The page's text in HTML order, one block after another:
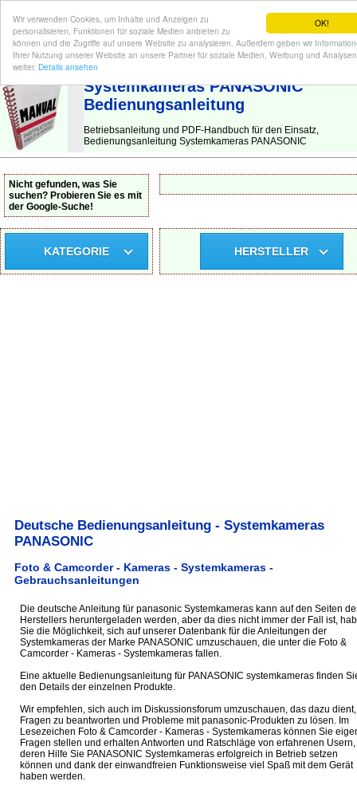
OK!
Wir verwenden Cookies, um Inhalte und Anzeigen zu
personalisieren, Funktionen für soziale Medien anbieten zu
können und die Zugriffe auf unsere Website zu analysieren. Außerdem geben wir
Ihrer Nutzung unserer Website an unsere Partner für soziale Medien, Werbung und Analysen
weiter. Details ansehen
BEDIENUNGSANLEITUNG | Hier finden Sie die deutsche Anleitung!
Systemkameras PANASONIC
Bedienungsanleitung
Betriebsanleitung und PDF-Handbuch für den Einsatz,
Bedienungsanleitung Systemkameras PANASONIC
Nicht gefunden, was Sie
suchen? Probieren Sie es mit
der Google-Suche!
KATEGORIE HERSTELLER
Deutsche Bedienungsanleitung - Systemkameras
PANASONIC
Foto & Camcorder - Kameras - Systemkameras -
Gebrauchsanleitungen
Die deutsche Anleitung für panasonic Systemkameras kann auf den Seiten
Herstellers heruntergeladen werden, aber da dies nicht immer der Fall ist,
Sie die Möglichkeit, sich auf unserer Datenbank für die Anleitungen der
Systemkameras der Marke PANASONIC umzuschauen, die unter die Foto &
Camcorder - Kameras - Systemkameras fallen.
Eine aktuelle Bedienungsanleitung für PANASONIC systemkameras finden
den Details der einzelnen Produkte.
Wir empfehlen, sich auch im Diskussionsforum umzuschauen, das dazu dient,
Fragen zu beantworten und Probleme mit panasonic-Produkten zu lösen. Im
Lesezeichen Foto & Camcorder - Kameras - Systemkameras können Sie
Fragen stellen und erhalten Antworten und Ratschläge von erfahrenen Usern,
deren Hilfe Sie PANASONIC Systemkameras erfolgreich in Betrieb setzen
können und dank der einwandfreien Funktionsweise viel Spaß mit dem Gerät
haben werden.